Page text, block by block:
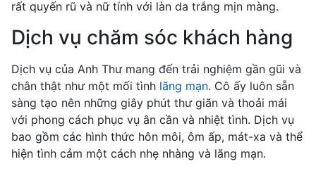
rất quyến rũ và nữ tính với làn da trắng mịn màng.
Dịch vụ chăm sóc khách hàng
Dịch vụ của Anh Thư mang đến trải nghiệm gần gũi và
chân thật như một mối tình lãng mạn. Cô ấy luôn sẵn
sàng tạo nên những giây phút thư giãn và thoải mái
với phong cách phục vụ ân cần và nhiệt tình. Dịch vụ
bao gồm các hình thức hôn môi, ôm ấp, mát-xa và thể
hiện tình cảm một cách nhẹ nhàng và lãng mạn.